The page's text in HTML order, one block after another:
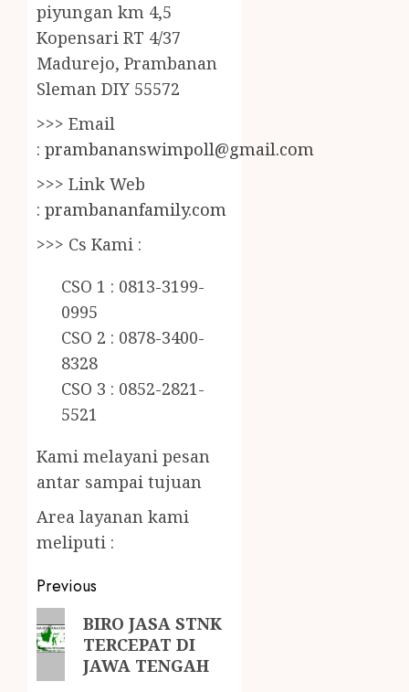
piyungan km 4,5
Kopensari RT 4/37
Madurejo, Prambanan
Sleman DIY 55572
>>> Email
: prambananswimpoll@gmail.com
>>> Link Web
: prambananfamily.com
>>> Cs Kami :
CSO 1 : 0813-3199-
0995
CSO 2 : 0878-3400-
8328
CSO 3 : 0852-2821-
5521
Kami melayani pesan
antar sampai tujuan
Area layanan kami
meliputi :
Previous
BIRO JASA STNK
TERCEPAT DI
JAWA TENGAH